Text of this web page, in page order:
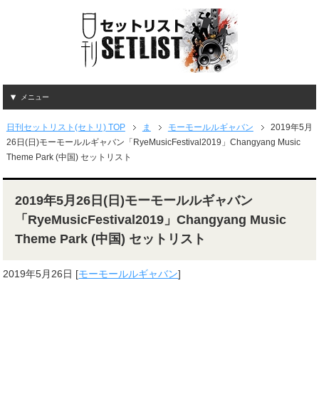
メニュー
日刊セットリスト(セトリ) TOP ま モーモールルギャバン
2019年5月
26日(日)モーモールルギャバン「RyeMusicFestival2019」Changyang Music
Theme Park (中国) セットリスト
2019年5月26日(日)モーモールルギャバン
「RyeMusicFestival2019」Changyang Music
Theme Park (中国) セットリスト
2019年5月26日 [モーモールルギャバン]